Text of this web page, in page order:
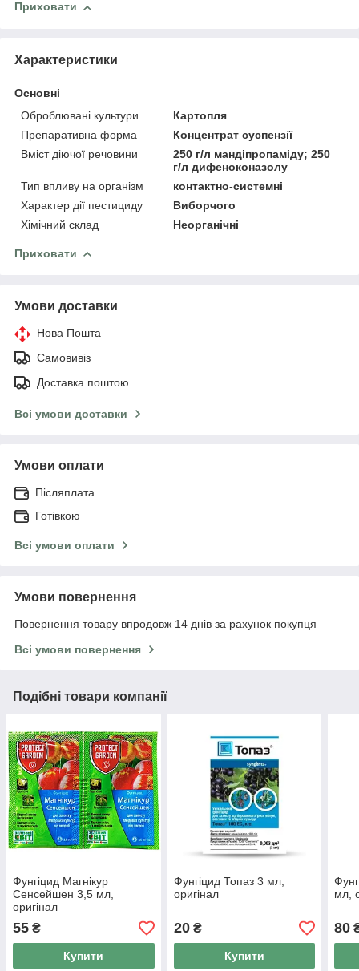
Приховати
Характеристики
Основні
Оброблювані культури.
Картопля
Препаративна форма
Концентрат суспензії
Вміст діючої речовини
250 г/л мандіпропаміду; 250
г/л дифеноконазолу
Тип впливу на організм
контактно-системні
Характер дії пестициду
Виборчого
Хімічний склад
Неорганічні
Приховати
Умови доставки
Нова Пошта
Самовивіз
Доставка поштою
Всі умови доставки
Умови оплати
Післяплата
Готівкою
Всі умови оплати
Умови повернення
Повернення товару впродовж 14 днів за рахунок покупця
Всі умови повернення
Подібні товари компанії
Фунгіцид Магнікур
Сенсейшен 3,5 мл,
оригінал
55 ₴
Купити
Фунгіцид Топаз 3 мл,
оригінал
20₴
Купити
мл,
80